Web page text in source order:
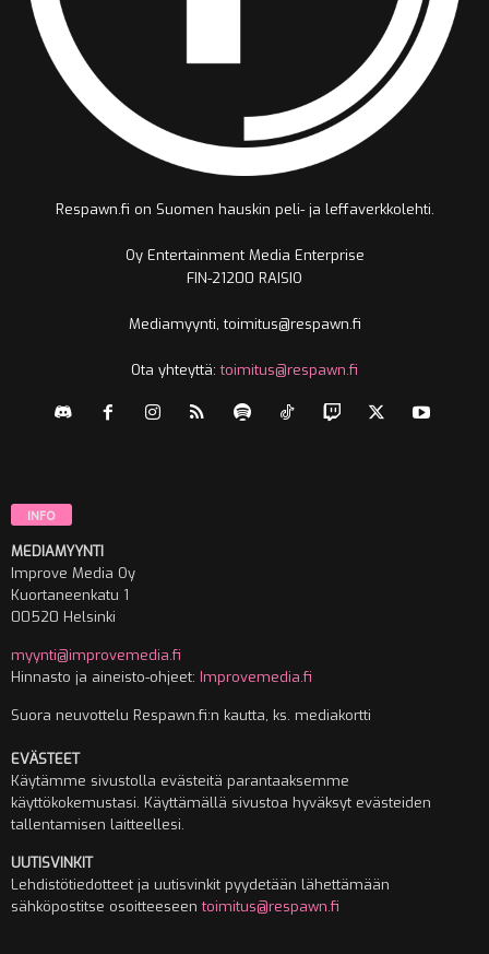
Respawn.fi on Suomen hauskin peli- ja leffaverkkolehti.
Oy Entertainment Media Enterprise
FIN-21200 RAISIO
Mediamyynti, toimitus@respawn.fi
Ota yhteyttä:toimitus@respawn.fi
INFO
MEDIAMYYNTI
Improve Media Oy
Kuortaneenkatu 1
00520 Helsinki
myynti@improvemedia.fi
Hinnasto ja aineisto-ohjeet: Improvemedia.fi
Suora neuvottelu Respawn.fi:n kautta, ks. mediakortti
EVÄSTEET
Käytämme sivustolla evästeitä parantaaksemme
käyttökokemustasi. Käyttämällä sivustoa hyväksyt evästeiden
tallentamisen laitteellesi.
UUTISVINKIT
Lehdistötiedotteet ja uutisvinkit pyydetään lähettämään
sähköpostitse osoitteeseentoimitus@respawn.fi